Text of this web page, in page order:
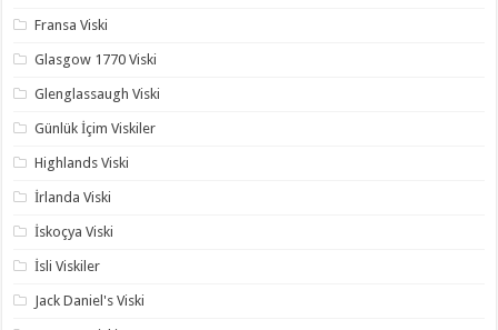
Fransa Viski
Glasgow 1770 Viski
Glenglassaugh Viski
Günlük İçim Viskiler
Highlands Viski
İrlanda Viski
İskoçya Viski
İsli Viskiler
Jack Daniel's Viski